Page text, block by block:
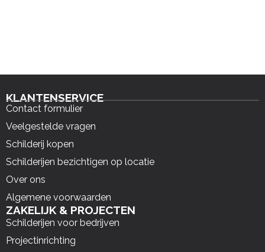
KLANTENSERVICE
Contact formulier
Veelgestelde vragen
Schilderij kopen
Schilderijen bezichtigen op locatie
Over ons
Algemene voorwaarden
ZAKELIJK & PROJECTEN
Schilderijen voor bedrijven
Projectinrichting